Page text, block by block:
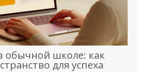
обычной школе: как
для успеха